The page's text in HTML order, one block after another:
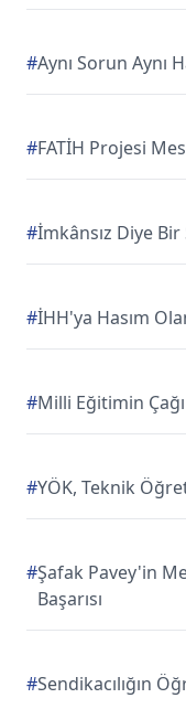
#Aynı Sorun Aynı
#FATİH Projesi
#İmkânsız Diye
#İHH'ya Hasım
#Milli Eğitimin
#YÖK, Teknik
#Şafak Pavey'in
Başarısı
#Sendikacılığın